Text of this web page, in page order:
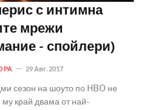
с интимна
мрежи
- спойлери)
29 Авг. 2017
сезон на шоуто по HBO не
край двама от най-